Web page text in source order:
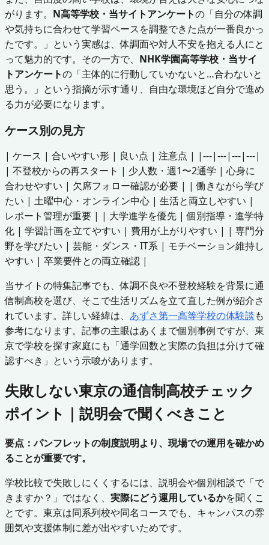
がります。 N高等学校・当サイトアンケートの「自分の体調
や気持ちに合わせて学習ペースを調整できた点が一番良かっ
たです。」という実感は、体調面や対人不安を抱える人にと
って魅力的です。その一方で、 NHK学園高等学校・当サイ
トアンケートの「主体的に行動していかないと…合わないと
思う。」という指摘が示す通り、自由な環境ほど自分で進め
る力が必要になります。
ケース別の見方
| ケース | 合いやすい形 | 良い点 | 注意点 | |---|---|---|---|
| 不登校からの再スタート | 少人数・週1〜2通学 | 心身に
合わせやすい | 欠席フォロー確認が必要 | | 働きながら学び
たい | 土曜中心・オンライン中心 | 生活と両立しやすい |
レポート管理が重要 | | 大学進学を優先 | 個別指導・進学特
化 | 学習計画を立てやすい | 費用が上がりやすい | | 専門分
野を学びたい | 芸能・ダンス・IT系 | モチベーション維持し
やすい | 卒業要件との両立確認 |
当サイトの特集記事でも、体調不良や不登校経験を背景に通
信制高校を選び、そこで生活リズムを立て直した例が紹介さ
れています。詳しい経緯は、 あずさ第一高等学校の体験談も
参考になります。記事の主眼はあくまで個別事例ですが、東
京で学校を探す家庭にも「通学回数と実際の負担は分けて確
認すべき」という示唆があります。
失敗しない東京の通信制高校チェック
ポイント｜説明会で聞くべきこと
要点：パンフレットの制度説明より、現場での運用を確かめ
ることが重要です。
学校比較で失敗しにくくするには、説明会や個別相談で「で
きますか？」ではなく、 実際にどう運用しているかを聞くこ
とです。東京は同系列校や同名コースでも、キャンパスの雰
囲気や支援体制に差が出やすいためです。